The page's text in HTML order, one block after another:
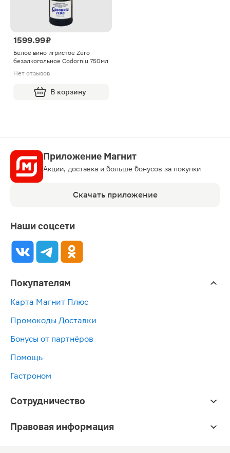
1599.99 ₽
Белое вино игристое Zero
безалкогольное Codorniu 750мл
Нет отзывов
В корзину
Приложение Магнит
Акции, доставка и больше бонусов за покупки
Скачать приложение
Наши соцсети
Покупателям
Карта Магнит Плюс
Промокоды Доставки
Бонусы от партнёров
Помощь
Гастроном
Сотрудничество
Правовая информация